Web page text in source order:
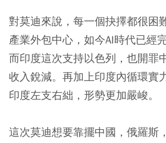
對莫迪來說，每一個抉擇都很困
產業外包中心，如今AI時代已經
而印度這次支持以色列，也開罪
收入銳減。再加上印度內循環實
印度左支右絀，形勢更加嚴峻。
這次莫迪想要靠擺中國，俄羅斯